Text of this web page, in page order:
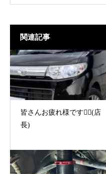
関連記事
皆さんお疲れ様です🙇‍♂️(店
長)